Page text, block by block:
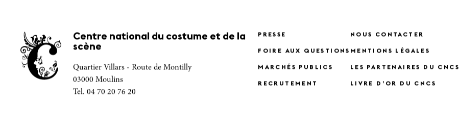
Centre national du costume et de la
scène
Quartier Villars - Route de Montilly
03000 Moulins
Tel. 04 70 20 76 20
PRESSE
FOIRE AUX QUESTIONS
MARCHÉS PUBLICS
RECRUTEMENT
NOUS CONTACTER
MENTIONS LÉGALES
LES PARTENAIRES DU CNCS
LIVRE D’OR DU CNCS